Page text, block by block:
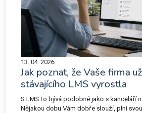
13. 04. 2026
Jak poznat, že Vaše firma
stávajícího LMS vyrostla
S LMS to bývá podobné jako s kanceláří
Nějakou dobu Vám dobře slouží, plní